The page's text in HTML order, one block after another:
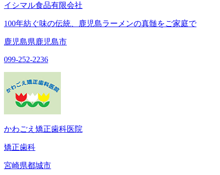
イシマル食品有限会社
100年紡ぐ味の伝統、鹿児島ラーメンの真髄をご家庭で
鹿児島県鹿児島市
099-252-2236
かわごえ矯正歯科医院
矯正歯科
宮崎県都城市